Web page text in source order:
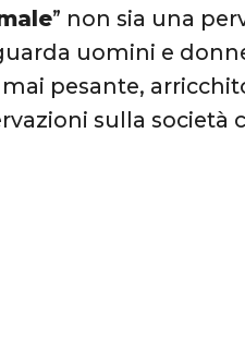
” non sia una
uomini e
pesante,
sulla società